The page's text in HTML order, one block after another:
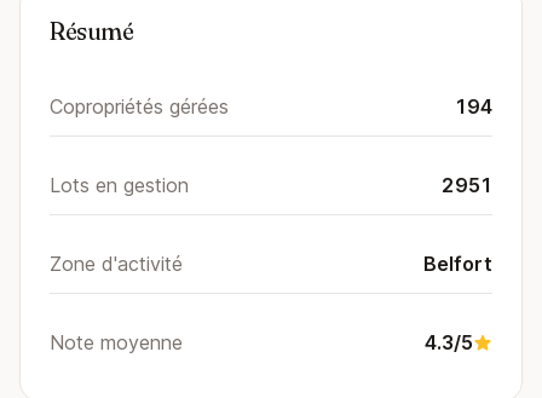
Résumé
Copropriétés gérées 194
Lots en gestion 2951
Zone d'activité Belfort
Note moyenne 4.3/5